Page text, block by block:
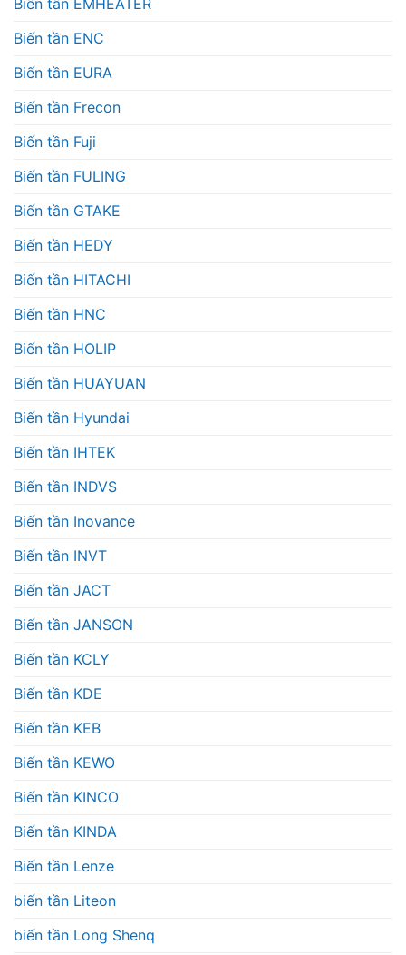
Biến tần ENC
Biến tần EURA
Biến tần Frecon
Biến tần Fuji
Biến tần FULING
Biến tần GTAKE
Biến tần HEDY
Biến tần HITACHI
Biến tần HNC
Biến tần HOLIP
Biến tần HUAYUAN
Biến tần Hyundai
Biến tần IHTEK
Biến tần INDVS
Biến tần Inovance
Biến tần INVT
Biến tần JACT
Biến tần JANSON
Biến tần KCLY
Biến tần KDE
Biến tần KEB
Biến tần KEWO
Biến tần KINCO
Biến tần KINDA
Biến tần Lenze
biến tần Liteon
biến tần Long Shenq